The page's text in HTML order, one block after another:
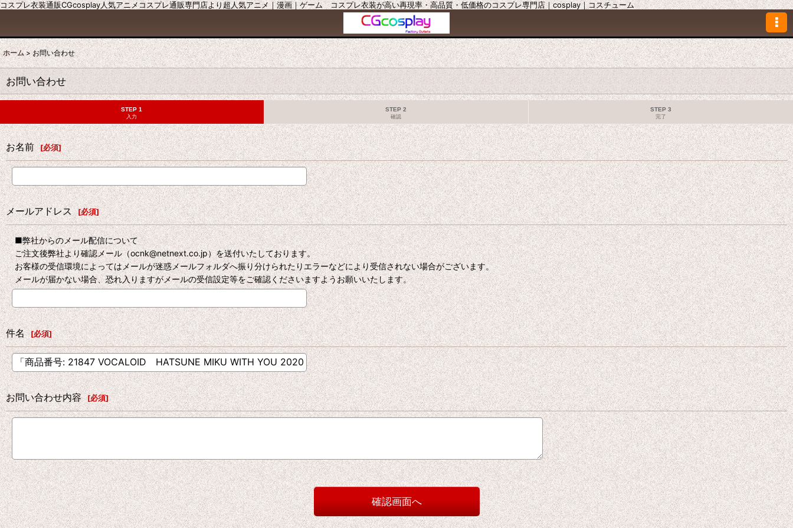
コスプレ衣装通販CGcosplay人気アニメコスプレ通販専門店より超人気アニメ｜漫画｜ゲーム コスプレ衣装が高い再現率・高品質・低価格のコスプレ専門店｜cosplay｜コスチューム
ホーム > お問い合わせ
お問い合わせ
STEP 1
入力
STEP 2
確認
STEP 3
完了
お名前 [必須]
メールアドレス [必須]
■弊社からのメール配信について
ご注文後弊社より確認メール（ocnk@netnext.co.jp）を送付いたしております。
お客様の受信環境によってはメールが迷惑メールフォルダへ振り分けられたりエラーなどにより受信されない場合がございます。
メールが届かない場合、恐れ入りますがメールの受信設定等をご確認くださいますようお願いいたします。
件名 [必須]
お問い合わせ内容 [必須]
確認画面へ